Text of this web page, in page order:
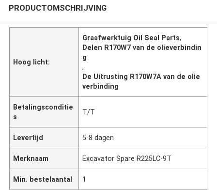
PRODUCTOMSCHRIJVING
Hoog licht:
Graafwerktuig Oil Seal Parts,
Delen R170W7 van de olieverbindin
g
,
De Uitrusting R170W7A van de olie
verbinding
Betalingsconditie
s
T/T
Levertijd 5-8 dagen
Merknaam Excavator Spare R225LC-9T
Min. bestelaantal 1